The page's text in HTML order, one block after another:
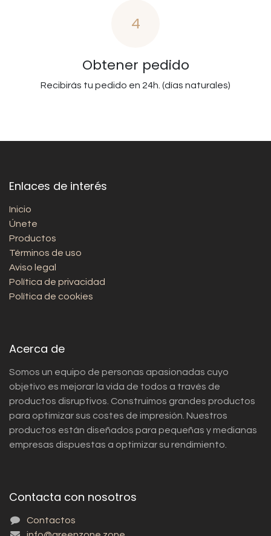
4
Obtener pedido
Recibirás tu pedido en 24h. (días naturales)
Enlaces de interés
Inicio
Únete
Productos
Términos de uso
Aviso legal
Política de privacidad
Política de cookies
Acerca de
Somos un equipo de personas apasionadas cuyo
objetivo es mejorar la vida de todos a través de
productos disruptivos. Construimos grandes productos
para optimizar sus costes de impresión. Nuestros
productos están diseñados para pequeñas y medianas
empresas dispuestas a optimizar su rendimiento.
Contacta con nosotros
Contactos